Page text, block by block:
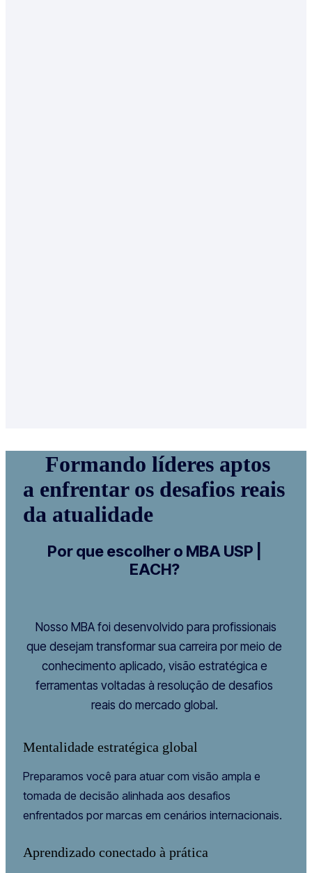
Formando líderes aptos
a enfrentar os desafios reais
da atualidade
Por que escolher o MBA USP |
EACH?
Nosso MBA foi desenvolvido para profissionais
que desejam transformar sua carreira por meio de
conhecimento aplicado, visão estratégica e
ferramentas voltadas à resolução de desafios
reais do mercado global.
Mentalidade estratégica global
Preparamos você para atuar com visão ampla e
tomada de decisão alinhada aos desafios
enfrentados por marcas em cenários internacionais.
Aprendizado conectado à prática